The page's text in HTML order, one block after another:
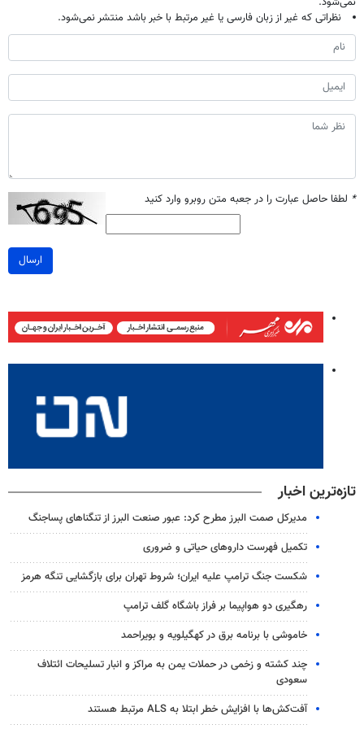
نظراتی که غیر از زبان فارسی یا غیر مرتبط با خبر باشد منتشر نمی‌شود.
* لطفا حاصل عبارت را در جعبه متن روبرو وارد کنید
ارسال
تازه‌ترین اخبار
مدیرکل صمت البرز مطرح کرد: عبور صنعت البرز از تنگناهای پساجنگ
تکمیل فهرست داروهای حیاتی و ضروری
شکست جنگ ترامپ علیه ایران؛ شروط تهران برای بازگشایی تنگه هرمز
رهگیری دو هواپیما بر فراز باشگاه گلف ترامپ
خاموشی با برنامه برق در کهگیلویه و بویراحمد
چند کشته و زخمی در حملات یمن به مراکز و انبار تسلیحات ائتلاف
سعودی
آفت‌کش‌ها با افزایش خطر ابتلا به ALS مرتبط هستند